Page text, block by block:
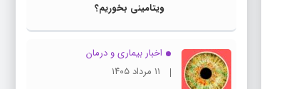
ویتامینی بخوریم؟
اخبار بیماری و درمان
۱۱ مرداد ۱۴۰۵